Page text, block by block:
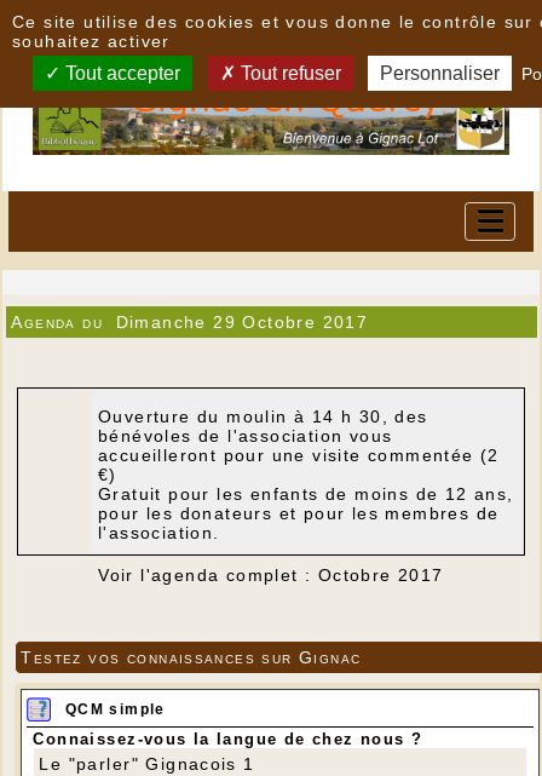
Agenda du Dimanche 29 Octobre 2017
Ouverture du moulin à 14 h 30, des
bénévoles de l'association vous
accueilleront pour une visite commentée (2
€)
Gratuit pour les enfants de moins de 12 ans,
pour les donateurs et pour les membres de
l'association.
Voir l'agenda complet : Octobre 2017
Testez vos connaissances sur Gignac
QCM simple
Connaissez-vous la langue de chez nous ?
Le "parler" Gignacois 1
Ce site utilise des cookies et vous donne le contrôle sur
souhaitez activer
Tout accepter Tout refuser Personnaliser